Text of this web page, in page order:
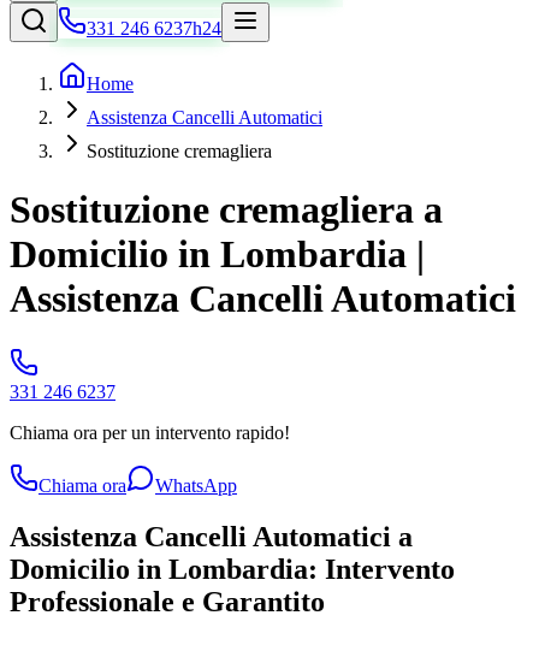
331 246 6237h24
Home
Assistenza Cancelli Automatici
Sostituzione cremagliera
Sostituzione cremagliera a
Domicilio in Lombardia |
Assistenza Cancelli Automatici
331 246 6237
Chiama ora per un intervento rapido!
Chiama ora WhatsApp
Assistenza Cancelli Automatici a
Domicilio in Lombardia: Intervento
Professionale e Garantito